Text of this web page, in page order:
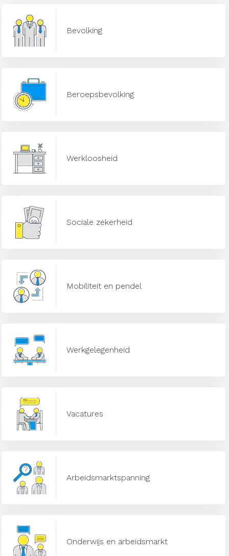
Bevolking
Beroepsbevolking
Werkloosheid
Sociale zekerheid
Mobiliteit en pendel
Werkgelegenheid
Vacatures
Arbeidsmarktspanning
Onderwijs en arbeidsmarkt